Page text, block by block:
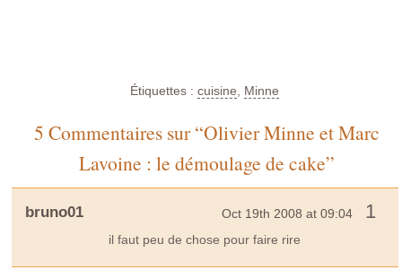
Étiquettes :cuisine, Minne
5 Commentaires sur “Olivier Minne et Marc
Lavoine : le démoulage de cake”
bruno01 Oct 19th 2008 at 09:04 1
il faut peu de chose pour faire rire